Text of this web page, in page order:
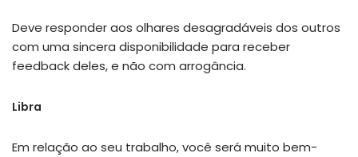
Deve responder aos olhares desagradáveis dos outros
com uma sincera disponibilidade para receber
feedback deles, e não com arrogância.
Libra
Em relação ao seu trabalho, você será muito bem-